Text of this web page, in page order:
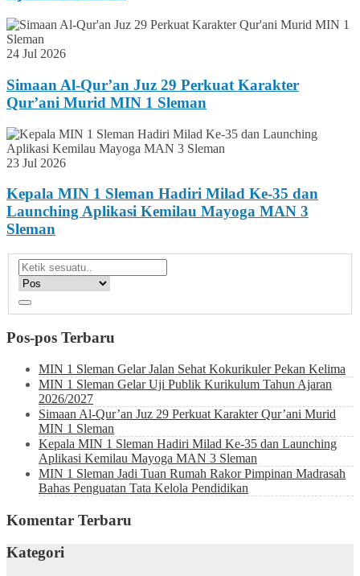
24 Jul 2026
Simaan Al-Qur’an Juz 29 Perkuat Karakter
Qur’ani Murid MIN 1 Sleman
23 Jul 2026
Kepala MIN 1 Sleman Hadiri Milad Ke-35 dan
Launching Aplikasi Kemilau Mayoga MAN 3
Sleman
Pos-pos Terbaru
MIN 1 Sleman Gelar Jalan Sehat Kokurikuler Pekan Kelima
MIN 1 Sleman Gelar Uji Publik Kurikulum Tahun Ajaran
2026/2027
Simaan Al-Qur’an Juz 29 Perkuat Karakter Qur’ani Murid
MIN 1 Sleman
Kepala MIN 1 Sleman Hadiri Milad Ke-35 dan Launching
Aplikasi Kemilau Mayoga MAN 3 Sleman
MIN 1 Sleman Jadi Tuan Rumah Rakor Pimpinan Madrasah
Bahas Penguatan Tata Kelola Pendidikan
Komentar Terbaru
Kategori